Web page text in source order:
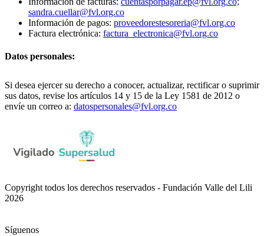
sandra.cuellar@fvl.org.co
Información de pagos: proveedorestesoreria@fvl.org.co
Factura electrónica: factura_electronica@fvl.org.co
Datos personales:
Si desea ejercer su derecho a conocer, actualizar, rectificar o suprimir
sus datos, revise los artículos 14 y 15 de la Ley 1581 de 2012 o
envíe un correo a: datospersonales@fvl.org.co
Copyright todos los derechos reservados - Fundación Valle del Lili
2026
Síguenos